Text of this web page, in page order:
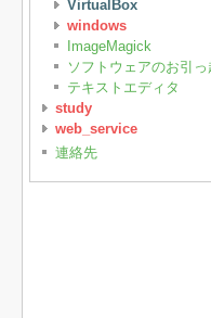
VirtualBox
windows
ImageMagick
ソフトウェアのお引っ
テキストエディタ
study
web_service
連絡先